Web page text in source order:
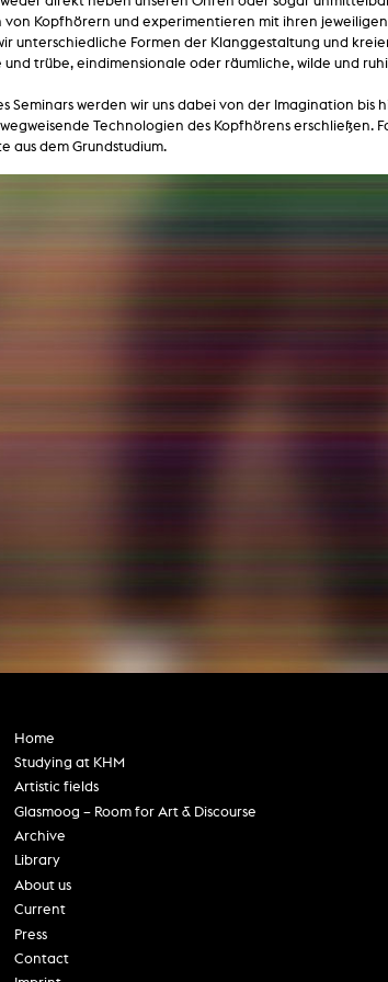
von Kopfhörern und experimentieren mit ihren
unterschiedliche Formen der Klanggestaltung und
trübe, eindimensionale oder räumliche, wilde und
Seminars werden wir uns dabei von der Imagination
Technologien des Kopfhörens
aus dem Grundstudium.
Home
Studying at KHM
Artistic fields
Glasmoog – Room for Art & Discourse
Archive
Library
About us
Current
Press
Contact
office
LIBRARY
Digital library
off topic